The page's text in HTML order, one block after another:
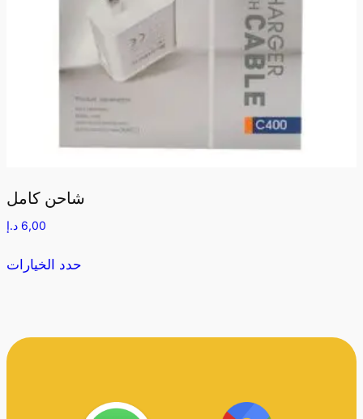
شاحن كامل
6,00 د.إ
حدد الخيارات